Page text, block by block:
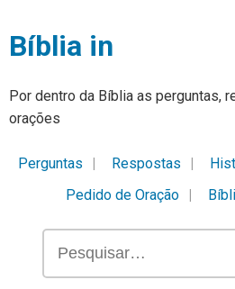
Bíblia in
Por dentro da Bíblia as perguntas,
orações
Perguntas Respostas
Pedido de Oração